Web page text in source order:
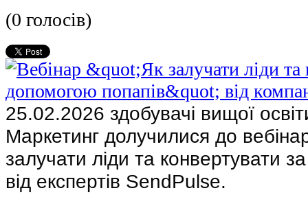
(0 голосів)
25.02.2026 здобувачі вищої
Маркетинг долучилися до
залучати ліди та конвертувати
від експертів SendPulse.